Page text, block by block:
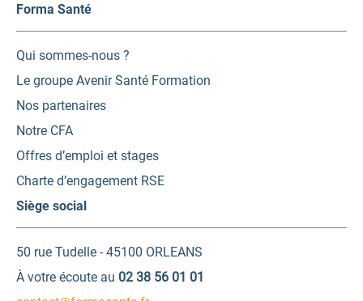
Forma Santé
Qui sommes-nous ?
Le groupe Avenir Santé Formation
Nos partenaires
Notre CFA
Offres d’emploi et stages
Charte d’engagement RSE
Siège social
50 rue Tudelle - 45100 ORLEANS
À votre écoute au 02 38 56 01 01